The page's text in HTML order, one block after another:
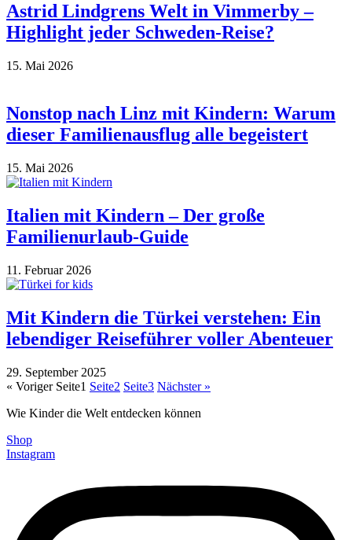
Astrid Lindgrens Welt in Vimmerby –
Highlight jeder Schweden-Reise?
15. Mai 2026
Nonstop nach Linz mit Kindern: Warum
dieser Familienausflug alle begeistert
15. Mai 2026
Italien mit Kindern – Der große
Familienurlaub-Guide
11. Februar 2026
Mit Kindern die Türkei verstehen: Ein
lebendiger Reiseführer voller Abenteuer
29. September 2025
« Voriger Seite1 Seite2 Seite3 Nächster »
Wie Kinder die Welt entdecken können
Shop
Instagram